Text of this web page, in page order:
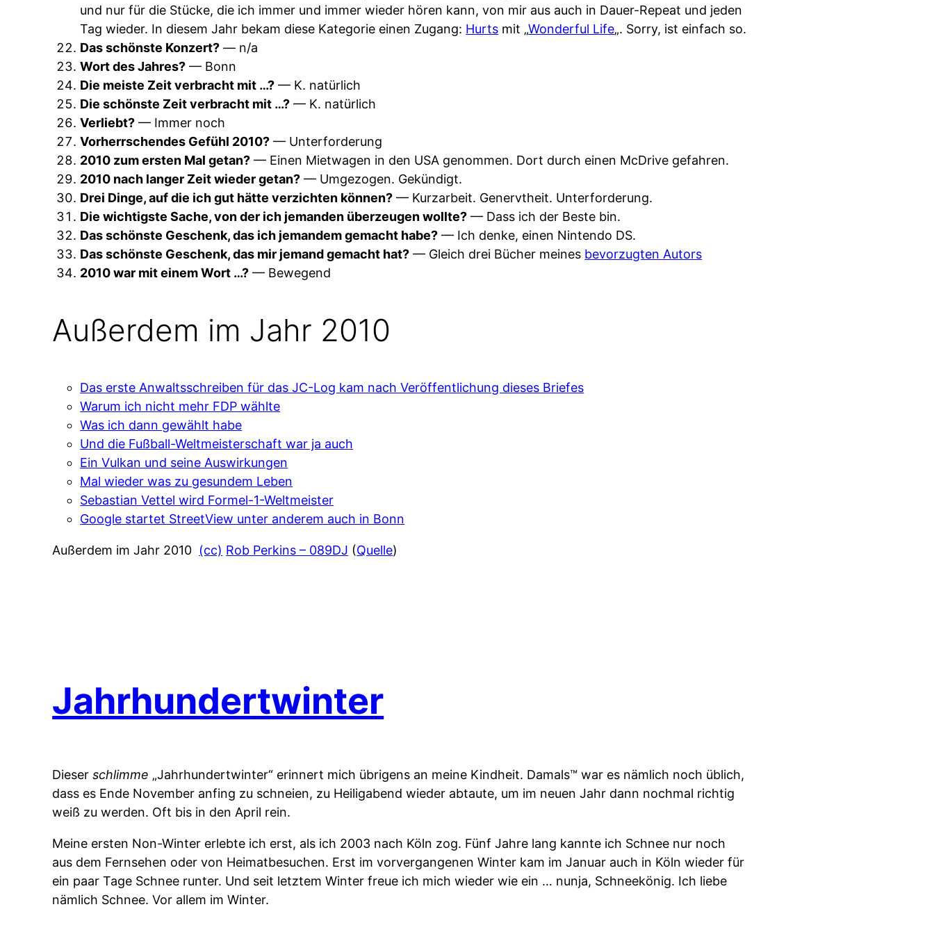
und nur für die Stücke, die ich immer und immer wieder hören kann, von mir aus auch in Dauer-Repeat und jeden
Tag wieder. In diesem Jahr bekam diese Kategorie einen Zugang: Hurts mit „Wonderful Life„. Sorry, ist einfach so.
Das schönste Konzert? — n/a
Wort des Jahres? — Bonn
Die meiste Zeit verbracht mit …? — K. natürlich
Die schönste Zeit verbracht mit …? — K. natürlich
Verliebt? — Immer noch
Vorherrschendes Gefühl 2010? — Unterforderung
2010 zum ersten Mal getan? — Einen Mietwagen in den USA genommen. Dort durch einen McDrive gefahren.
2010 nach langer Zeit wieder getan? — Umgezogen. Gekündigt.
Drei Dinge, auf die ich gut hätte verzichten können? — Kurzarbeit. Genervtheit. Unterforderung.
Die wichtigste Sache, von der ich jemanden überzeugen wollte? — Dass ich der Beste bin.
Das schönste Geschenk, das ich jemandem gemacht habe? — Ich denke, einen Nintendo DS.
Das schönste Geschenk, das mir jemand gemacht hat? — Gleich drei Bücher meines bevorzugten Autors
2010 war mit einem Wort …? — Bewegend
Außerdem im Jahr 2010
Das erste Anwaltsschreiben für das JC-Log kam nach Veröffentlichung dieses Briefes
Warum ich nicht mehr FDP wählte
Was ich dann gewählt habe
Und die Fußball-Weltmeisterschaft war ja auch
Ein Vulkan und seine Auswirkungen
Mal wieder was zu gesundem Leben
Sebastian Vettel wird Formel-1-Weltmeister
Google startet StreetView unter anderem auch in Bonn
Außerdem im Jahr 2010 (cc) Rob Perkins – 089DJ (Quelle)
Jahrhundertwinter
Dieserschlimme „Jahrhundertwinter“ erinnert mich übrigens an meine Kindheit. Damals™ war es nämlich noch üblich,
dass es Ende November anfing zu schneien, zu Heiligabend wieder abtaute, um im neuen Jahr dann nochmal richtig
weiß zu werden. Oft bis in den April rein.
Meine ersten Non-Winter erlebte ich erst, als ich 2003 nach Köln zog. Fünf Jahre lang kannte ich Schnee nur noch
aus dem Fernsehen oder von Heimatbesuchen. Erst im vorvergangenen Winter kam im Januar auch in Köln wieder für
ein paar Tage Schnee runter. Und seit letztem Winter freue ich mich wieder wie ein … nunja, Schneekönig. Ich liebe
nämlich Schnee. Vor allem im Winter.